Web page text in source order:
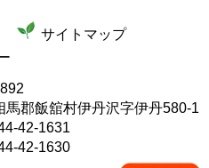
サイトマップ
馬郡飯舘村伊丹沢字伊丹580-1
42-1631
42-1630